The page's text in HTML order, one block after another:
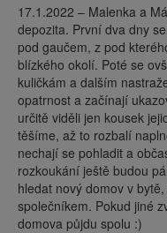
17.1.2022 – Malenka a
depozita. První dva dny
pod gaučem, z pod
blízkého okolí. Poté se
kuličkám a dalším
opatrnost a začínají
určitě viděli jen kousek
těšíme, až to rozbalí
nechají se pohladit a
rozkoukání ještě budou
hledat nový domov v
společníkem. Pokud jiné
domova půjdu spolu :)